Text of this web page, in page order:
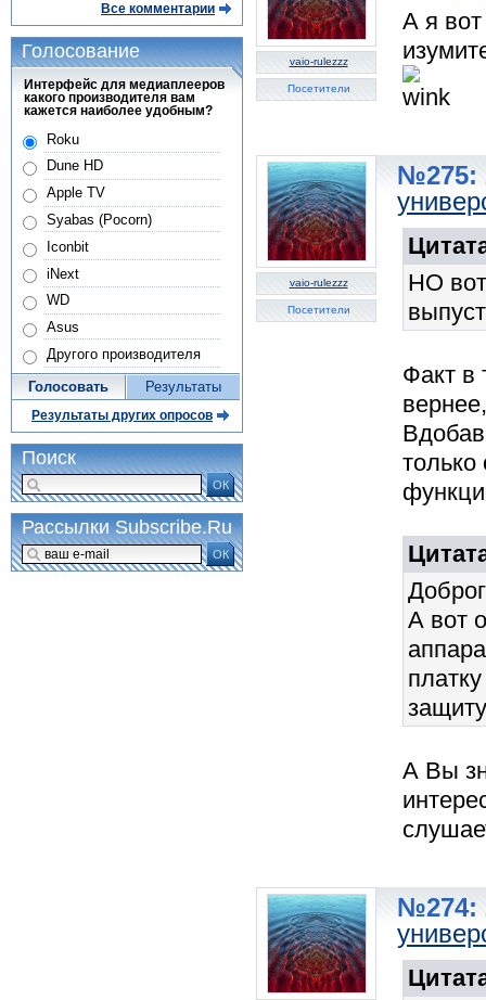
vaio-rulezzz
Посетители
А я
vaio-rulezzz
Посетители
№275:
НО
Факт в
А вот
А Вы
№274:
Все комментарии
Голосование
Интерфейс для медиаплееров
какого производителя вам
кажется наиболее удобным?
Roku
Dune HD
Apple TV
Syabas (Pocorn)
Iconbit
iNext
WD
Asus
Другого производителя
Голосовать Результаты
Результаты других опросов
Поиск
ОК
Рассылки Subscribe.Ru
ОК